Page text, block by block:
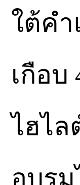
ใต้ค
เกือ
ไฮไ
อบร